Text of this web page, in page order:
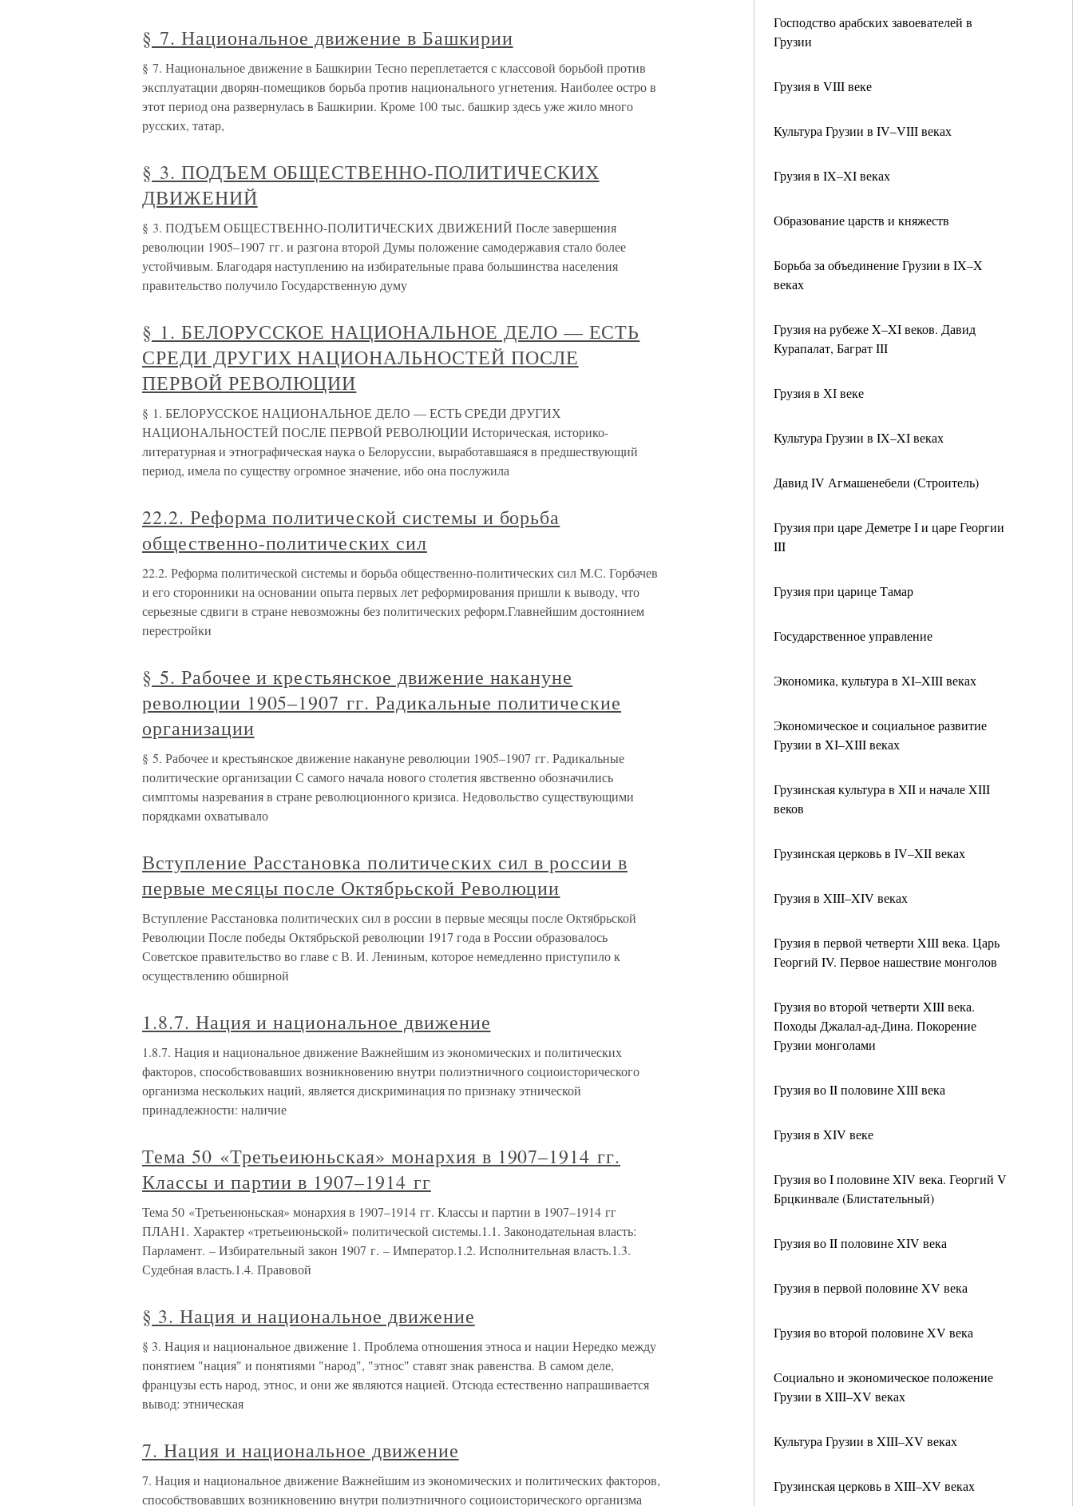
Господство арабских завоевателей в
Грузии
Грузия в VIII веке
Культура Грузии в IV–VIII веках
Грузия в IX–XI веках
Образование царств и княжеств
Борьба за объединение Грузии в IX–X
веках
Грузия на рубеже X–XI веков. Давид
Курапалат, Баграт III
Грузия в ХІ веке
Культура Грузии в IX–XI веках
Давид IV Агмашенебели (Строитель)
Грузия при царе Деметре I и царе Георгии
III
Грузия при царице Тамар
Государственное управление
Экономика, культура в XI–XIII веках
Экономическое и социальное развитие
Грузии в XI–XIII веках
Грузинская культура в XII и начале XIII
веков
Грузинская церковь в IV–XII веках
Грузия в XIII–XIV веках
Грузия в первой четверти XIII века. Царь
Георгий IV. Первое нашествие монголов
Грузия во второй четверти XIII века.
Походы Джалал-ад-Дина. Покорение
Грузии монголами
Грузия во II половине XIII века
Грузия в XIV веке
Грузия во I половине XIV века. Георгий V
Брцкинвале (Блистательный)
Грузия во II половине XIV века
Грузия в первой половине XV века
Грузия во второй половине XV века
Социально и экономическое положение
Грузии в XIII–XV веках
Культура Грузии в XIII–XV веках
Грузинская церковь в XIII–XV веках
§ 7. Национальное движение в Башкирии
§ 7. Национальное движение в Башкирии Тесно переплетается с классовой борьбой против
эксплуатации дворян-помещиков борьба против национального угнетения. Наиболее остро в
этот период она развернулась в Башкирии. Кроме 100 тыс. башкир здесь уже жило много
русских, татар,
§ 3. ПОДЪЕМ ОБЩЕСТВЕННО-ПОЛИТИЧЕСКИХ
ДВИЖЕНИЙ
§ 3. ПОДЪЕМ ОБЩЕСТВЕННО-ПОЛИТИЧЕСКИХ ДВИЖЕНИЙ После завершения
революции 1905–1907 гг. и разгона второй Думы положение самодержавия стало более
устойчивым. Благодаря наступлению на избирательные права большинства населения
правительство получило Государственную думу
§ 1. БЕЛОРУССКОЕ НАЦИОНАЛЬНОЕ ДЕЛО — ЕСТЬ
СРЕДИ ДРУГИХ НАЦИОНАЛЬНОСТЕЙ ПОСЛЕ
ПЕРВОЙ РЕВОЛЮЦИИ
§ 1. БЕЛОРУССКОЕ НАЦИОНАЛЬНОЕ ДЕЛО — ЕСТЬ СРЕДИ ДРУГИХ
НАЦИОНАЛЬНОСТЕЙ ПОСЛЕ ПЕРВОЙ РЕВОЛЮЦИИ Историческая, историко-
литературная и этнографическая наука о Белоруссии, выработавшаяся в предшествующий
период, имела по существу огромное значение, ибо она послужила
22.2. Реформа политической системы и борьба
общественно-политических сил
22.2. Реформа политической системы и борьба общественно-политических сил М.С. Горбачев
и его сторонники на основании опыта первых лет реформирования пришли к выводу, что
серьезные сдвиги в стране невозможны без политических реформ.Главнейшим достоянием
перестройки
§ 5. Рабочее и крестьянское движение накануне
революции 1905–1907 гг. Радикальные политические
организации
§ 5. Рабочее и крестьянское движение накануне революции 1905–1907 гг. Радикальные
политические организации С самого начала нового столетия явственно обозначились
симптомы назревания в стране революционного кризиса. Недовольство существующими
порядками охватывало
Вступление Расстановка политических сил в россии в
первые месяцы после Октябрьской Революции
Вступление Расстановка политических сил в россии в первые месяцы после Октябрьской
Революции После победы Октябрьской революции 1917 года в России образовалось
Советское правительство во главе с В. И. Лениным, которое немедленно приступило к
осуществлению обширной
1.8.7. Нация и национальное движение
1.8.7. Нация и национальное движение Важнейшим из экономических и политических
факторов, способствовавших возникновению внутри полиэтничного социоисторического
организма нескольких наций, является дискриминация по признаку этнической
принадлежности: наличие
Тема 50 «Третьеиюньская» монархия в 1907–1914 гг.
Классы и партии в 1907–1914 гг
Тема 50 «Третьеиюньская» монархия в 1907–1914 гг. Классы и партии в 1907–1914 гг
ПЛАН1. Характер «третьеиюньской» политической системы.1.1. Законодательная власть:
Парламент. – Избирательный закон 1907 г. – Император.1.2. Исполнительная власть.1.3.
Судебная власть.1.4. Правовой
§ 3. Нация и национальное движение
§ 3. Нация и национальное движение 1. Проблема отношения этноса и нации Нередко между
понятием "нация" и понятиями "народ", "этнос" ставят знак равенства. В самом деле,
французы есть народ, этнос, и они же являются нацией. Отсюда естественно напрашивается
вывод: этническая
7. Нация и национальное движение
7. Нация и национальное движение Важнейшим из экономических и политических факторов,
способствовавших возникновению внутри полиэтничного социоисторического организма